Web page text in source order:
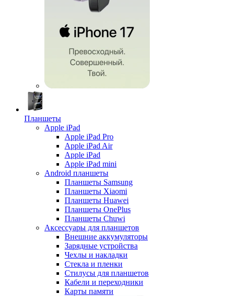
Планшеты
Apple iPad
Apple iPad Pro
Apple iPad Air
Apple iPad
Apple iPad mini
Android планшеты
Планшеты Samsung
Планшеты Xiaomi
Планшеты Huawei
Планшеты OnePlus
Планшеты Chuwi
Аксессуары для планшетов
Внешние аккумуляторы
Зарядные устройства
Чехлы и накладки
Стекла и пленки
Стилусы для планшетов
Кабели и переходники
Карты памяти